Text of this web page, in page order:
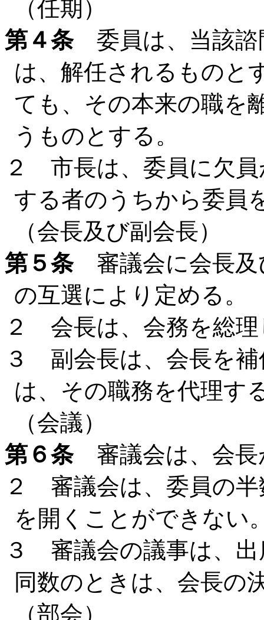
（任期）
第４条委員は、当該諮
は、解任されるものと
ても、その本来の職を
うものとする。
２ 市長は、委員に欠
する者のうちから委員
（会長及び副会長）
第５条審議会に会長及
の互選により定める。
２ 会長は、会務を総
３ 副会長は、会長を
は、その職務を代理す
（会議）
第６条審議会は、会長
２ 審議会は、委員の
を開くことができない
３ 審議会の議事は、出
同数のときは、会長の
（部会）